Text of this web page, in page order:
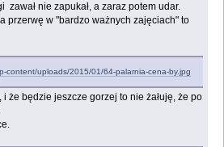
zawał nie zapukał, a zaraz potem udar.
przerwę w "bardzo ważnych zajęciach" to
content/uploads/2015/01/64-palarnia-cena-by.jpg
i że będzie jeszcze gorzej to nie żałuję, że po